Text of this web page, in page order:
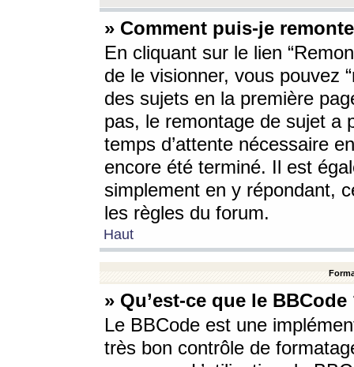
» Comment puis-je
En cliquant sur le lien
de le visionner, vous pouvez
des sujets en la première
pas, le remontage de sujet a
temps d’attente nécessaire
encore été terminé. Il est
simplement en y répondant,
les règles du forum.
Haut
» Qu’est-ce que le BBCode
Le BBCode est une
très bon contrôle de